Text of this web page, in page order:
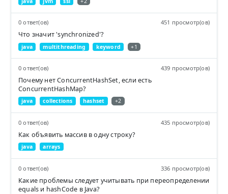
0 ответ(ов) 451 просмотр(ов)
Что значит 'synchronized'?
java multithreading keyword +1
0 ответ(ов) 439 просмотр(ов)
Почему нет ConcurrentHashSet, если есть
ConcurrentHashMap?
java collections hashset +2
0 ответ(ов) 435 просмотр(ов)
Как объявить массив в одну строку?
java arrays
0 ответ(ов) 336 просмотр(ов)
Какие проблемы следует учитывать при переопределении
equals и hashCode в Java?